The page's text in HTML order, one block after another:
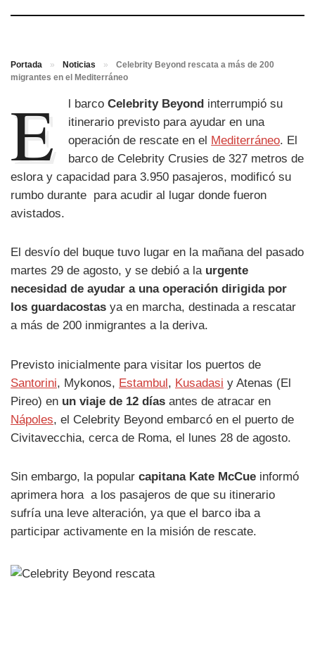
Portada » Noticias »
Celebrity Beyond rescata a más de 200
migrantes en el Mediterráneo
E l barcoCelebrity Beyond interrumpió su
itinerario previsto para ayudar en una
operación de rescate en el Mediterráneo. El
barco de Celebrity Crusies de 327 metros de
eslora y capacidad para 3.950 pasajeros, modificó su
rumbo durante para acudir al lugar donde fueron
avistados.
El desvío del buque tuvo lugar en la mañana del pasado
martes 29 de agosto, y se debió a la urgente
necesidad de ayudar a una operación dirigida por
los guardacostas ya en marcha, destinada a rescatar
a más de 200 inmigrantes a la deriva.
Previsto inicialmente para visitar los puertos de
Santorini, Mykonos, Estambul, Kusadasi y Atenas (El
Pireo) en un viaje de 12 días antes de atracar en
Nápoles, el Celebrity Beyond embarcó en el puerto de
Civitavecchia, cerca de Roma, el lunes 28 de agosto.
Sin embargo, la popular capitana Kate McCue informó
aprimera hora a los pasajeros de que su itinerario
sufría una leve alteración, ya que el barco iba a
participar activamente en la misión de rescate.